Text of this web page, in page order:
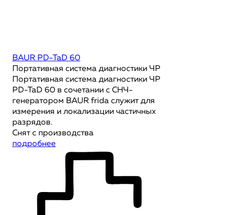
BAUR PD-TaD 60
Портативная система диагностики ЧР
Портативная система диагностики ЧР
PD-TaD 60 в сочетании с СНЧ-
генератором BAUR frida служит для
измерения и локализации частичных
разрядов.
Снят с производства
подробнее